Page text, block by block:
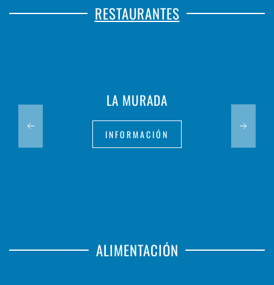
RESTAURANTES
LA MURADA
INFORMACIÓN
ALIMENTACIÓN